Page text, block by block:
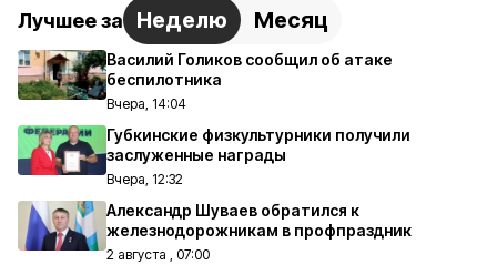
Лучшее за Неделю Месяц
Василий Голиков сообщил об атаке
беспилотника
Вчера, 14:04
Губкинские физкультурники получили
заслуженные награды
Вчера, 12:32
Александр Шуваев обратился к
железнодорожникам в профпраздник
2 августа , 07:00